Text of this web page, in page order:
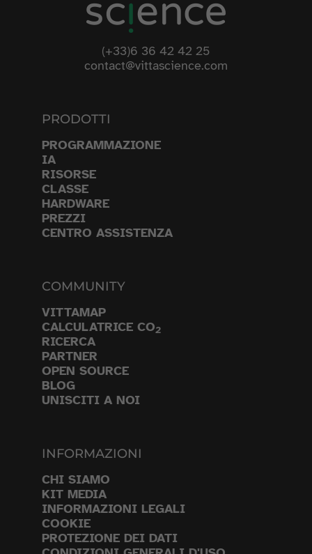
(+33)6 36 42 42 25
contact@vittascience.com
PRODOTTI
PROGRAMMAZIONE
IA
RISORSE
CLASSE
HARDWARE
PREZZI
CENTRO ASSISTENZA
COMMUNITY
VITTAMAP
CALCULATRICE CO2
RICERCA
PARTNER
OPEN SOURCE
BLOG
UNISCITI A NOI
INFORMAZIONI
CHI SIAMO
KIT MEDIA
INFORMAZIONI LEGALI
COOKIE
PROTEZIONE DEI DATI